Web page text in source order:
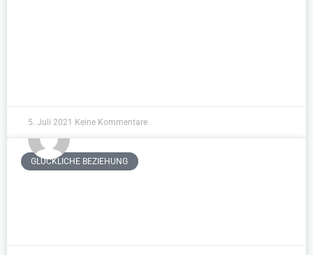
5. Juli 2021 Keine Kommentare
GLÜCKLICHE BEZIEHUNG